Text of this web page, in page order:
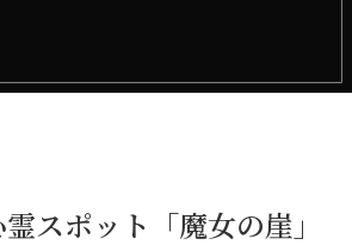
スポット「魔女の崖」